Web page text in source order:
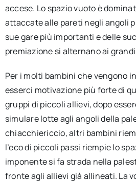
accese. Lo spazio vuoto è
attaccate alle pareti negli angoli
sue gare più importanti e delle
premiazione si alternano ai
Per i molti bambini che vengono
esserci motivazione più forte di
gruppi di piccoli allievi, dopo
simulare lotte agli angoli della
chiacchiericcio, altri bambini
l’eco di piccoli passi riempie lo
imponente si fa strada nella
fronte agli allievi già allineati. La